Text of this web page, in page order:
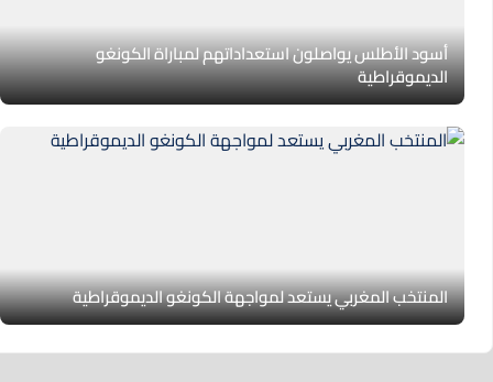
أسود الأطلس يواصلون استعداداتهم لمباراة الكونغو
الديموقراطية
المنتخب المغربي يستعد لمواجهة الكونغو الديموقراطية